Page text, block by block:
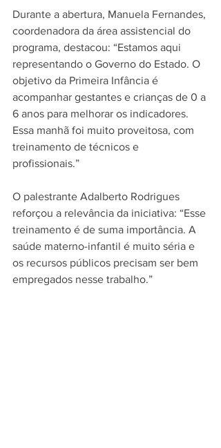
Durante a abertura, Manuela Fernandes,
coordenadora da área assistencial do
programa, destacou: “Estamos aqui
representando o Governo do Estado. O
objetivo da Primeira Infância é
acompanhar gestantes e crianças de 0 a
6 anos para melhorar os indicadores.
Essa manhã foi muito proveitosa, com
treinamento de técnicos e
profissionais.”
O palestrante Adalberto Rodrigues
reforçou a relevância da iniciativa: “Esse
treinamento é de suma importância. A
saúde materno-infantil é muito séria e
os recursos públicos precisam ser bem
empregados nesse trabalho.”